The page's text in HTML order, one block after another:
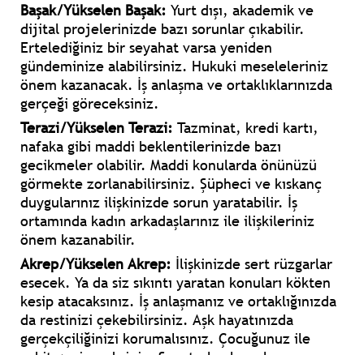
Başak/Yükselen Başak: Yurt dışı, akademik ve
dijital projelerinizde bazı sorunlar çıkabilir.
Ertelediğiniz bir seyahat varsa yeniden
gündeminize alabilirsiniz. Hukuki meseleleriniz
önem kazanacak. İş anlaşma ve ortaklıklarınızda
gerçeği göreceksiniz.
Terazi/Yükselen Terazi: Tazminat, kredi kartı,
nafaka gibi maddi beklentilerinizde bazı
gecikmeler olabilir. Maddi konularda önünüzü
görmekte zorlanabilirsiniz. Şüpheci ve kıskanç
duygularınız ilişkinizde sorun yaratabilir. İş
ortamında kadın arkadaşlarınız ile ilişkileriniz
önem kazanabilir.
Akrep/Yükselen Akrep: İlişkinizde sert rüzgarlar
esecek. Ya da siz sıkıntı yaratan konuları kökten
kesip atacaksınız. İş anlaşmanız ve ortaklığınızda
da restinizi çekebilirsiniz. Aşk hayatınızda
gerçekçiliğinizi korumalısınız. Çocuğunuz ile